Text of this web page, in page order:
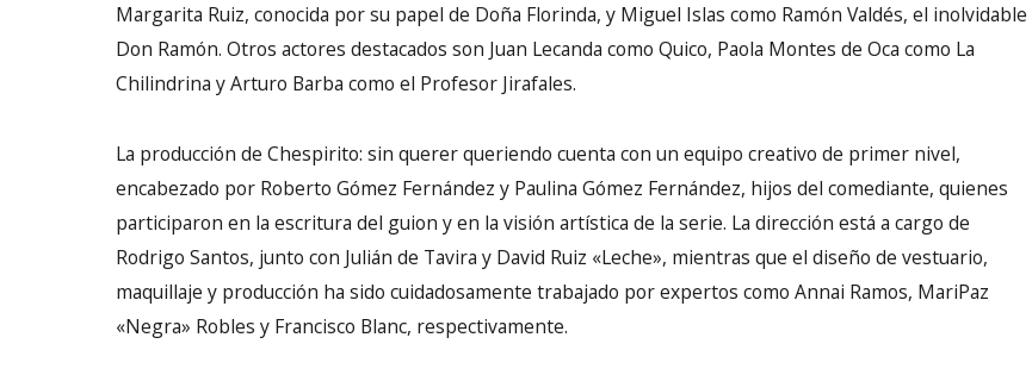
Margarita Ruiz, conocida por su papel de Doña Florinda, y Miguel Islas como Ramón Valdés, el inolvidable
Don Ramón. Otros actores destacados son Juan Lecanda como Quico, Paola Montes de Oca como La
Chilindrina y Arturo Barba como el Profesor Jirafales.
La producción de Chespirito: sin querer queriendo cuenta con un equipo creativo de primer nivel,
encabezado por Roberto Gómez Fernández y Paulina Gómez Fernández, hijos del comediante, quienes
participaron en la escritura del guion y en la visión artística de la serie. La dirección está a cargo de
Rodrigo Santos, junto con Julián de Tavira y David Ruiz «Leche», mientras que el diseño de vestuario,
maquillaje y producción ha sido cuidadosamente trabajado por expertos como Annai Ramos, MariPaz
«Negra» Robles y Francisco Blanc, respectivamente.